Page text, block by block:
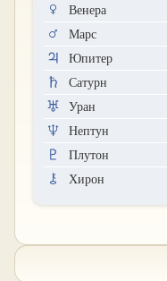
Венера
Марс
Юпитер
Сатурн
Уран
Нептун
Плутон
Хирон